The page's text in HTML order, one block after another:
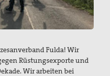
Fulda! Wir
Rüstungsexporte und
Wir arbeiten bei